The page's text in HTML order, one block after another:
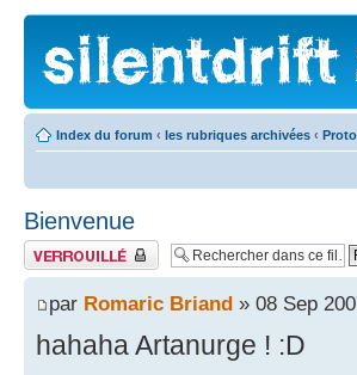
Index du forum ‹ les rubriques archivées ‹
Bienvenue
Fil verrouillé
par Romaric Briand » 08 Sep
hahaha Artanurge ! :D